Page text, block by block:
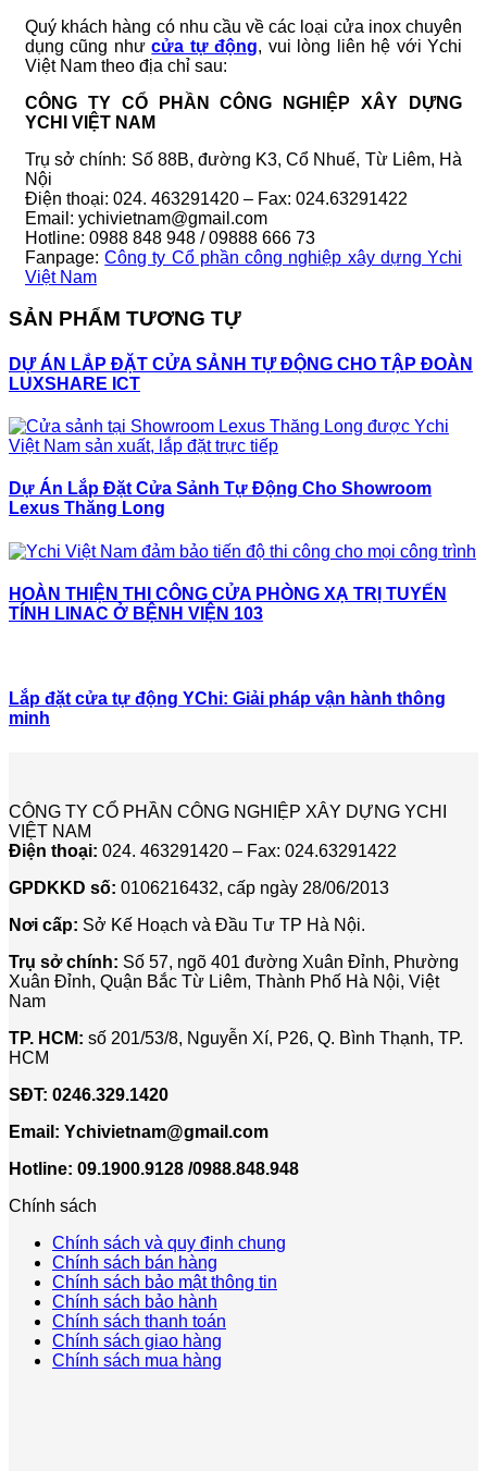
Quý khách hàng có nhu cầu về các loại cửa inox chuyên
dụng cũng nhưcửa tự động, vui lòng liên hệ với Ychi
Việt Nam theo địa chỉ sau:
CÔNG TY CỔ PHẦN CÔNG NGHIỆP XÂY DỰNG
YCHI VIỆT NAM
Trụ sở chính: Số 88B, đường K3, Cổ Nhuế, Từ Liêm, Hà
Nội
Điện thoại: 024. 463291420 – Fax: 024.63291422
Email: ychivietnam@gmail.com
Hotline: 0988 848 948 / 09888 666 73
Fanpage:Công ty Cổ phần công nghiệp xây dựng Ychi
Việt Nam
SẢN PHẨM TƯƠNG TỰ
DỰ ÁN LẮP ĐẶT CỬA SẢNH TỰ ĐỘNG CHO TẬP ĐOÀN
LUXSHARE ICT
Dự Án Lắp Đặt Cửa Sảnh Tự Động Cho Showroom
Lexus Thăng Long
HOÀN THIỆN THI CÔNG CỬA PHÒNG XẠ TRỊ TUYẾN
TÍNH LINAC Ở BỆNH VIỆN 103
Lắp đặt cửa tự động YChi: Giải pháp vận hành thông
minh
CÔNG TY CỔ PHẦN CÔNG NGHIỆP XÂY DỰNG YCHI
VIỆT NAM
Điện thoại: 024. 463291420 – Fax: 024.63291422
GPDKKD số: 0106216432, cấp ngày 28/06/2013
Nơi cấp: Sở Kế Hoạch và Đầu Tư TP Hà Nội.
Trụ sở chính: Số 57, ngõ 401 đường Xuân Đỉnh, Phường
Xuân Đỉnh, Quận Bắc Từ Liêm, Thành Phố Hà Nội, Việt
Nam
TP. HCM: số 201/53/8, Nguyễn Xí, P26, Q. Bình Thạnh, TP.
HCM
SĐT: 0246.329.1420
Email: Ychivietnam@gmail.com
Hotline: 09.1900.9128 /0988.848.948
Chính sách
Chính sách và quy định chung
Chính sách bán hàng
Chính sách bảo mật thông tin
Chính sách bảo hành
Chính sách thanh toán
Chính sách giao hàng
Chính sách mua hàng